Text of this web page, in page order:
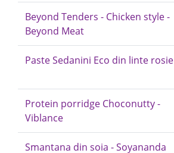
Beyond Tenders - Chicken style -
Beyond Meat
Paste Sedanini Eco din linte rosie
Protein porridge Choconutty -
Viblance
Smantana din soia - Soyananda